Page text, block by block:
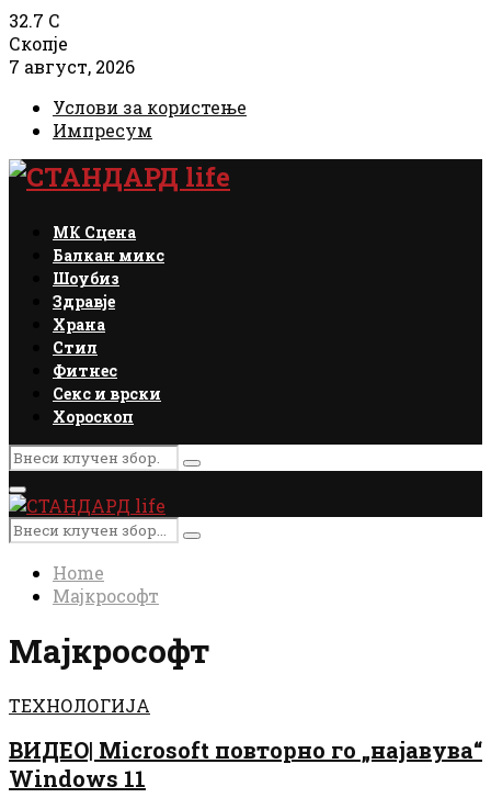
32.7 C
Скопје
7 август, 2026
Услови за користење
Импресум
Facebook
Instagram
Email
Rss
МК Сцена
Балкан микс
Шоубиз
Здравје
Храна
Стил
Фитнес
Секс и врски
Хороскоп
Search
for:
Search
Primary
Menu
Search
for:
Search
Home
Мајкрософт
Мајкрософт
ТЕХНОЛОГИЈА
ВИДЕО| Microsoft повторно го „најавува“
Windows 11